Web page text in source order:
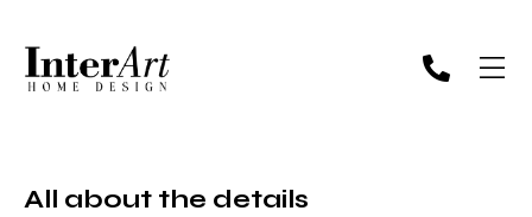
All about the details